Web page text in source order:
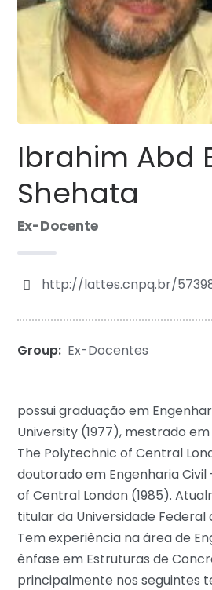
Ibrahim Abd
Shehata
Ex-Docente
http://lattes.cnpq.br/
Group: Ex-Docentes
possui graduação em
University (1977), mestrado
The Polytechnic of Central
doutorado em Engenharia
of Central London (1985).
titular da Universidade Federal
Tem experiência na área de
ênfase em Estruturas de
principalmente nos seguintes